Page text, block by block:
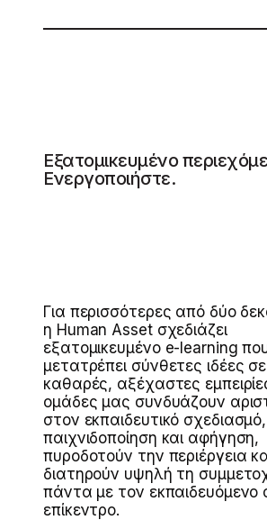
Εξατομικευμένο
Ενεργοποιήστε.
Για περισσότερες από δύο
η Human Asset σχεδιάζει
εξατομικευμένο e-learning
μετατρέπει σύνθετες ιδέες σε
καθαρές, αξέχαστες
ομάδες μας συνδυάζουν
στον εκπαιδευτικό σχεδιασμό,
παιχνιδοποίηση και αφήγηση,
πυροδοτούν την περιέργεια
διατηρούν υψηλή τη
πάντα με τον εκπαιδευόμενο
επίκεντρο.